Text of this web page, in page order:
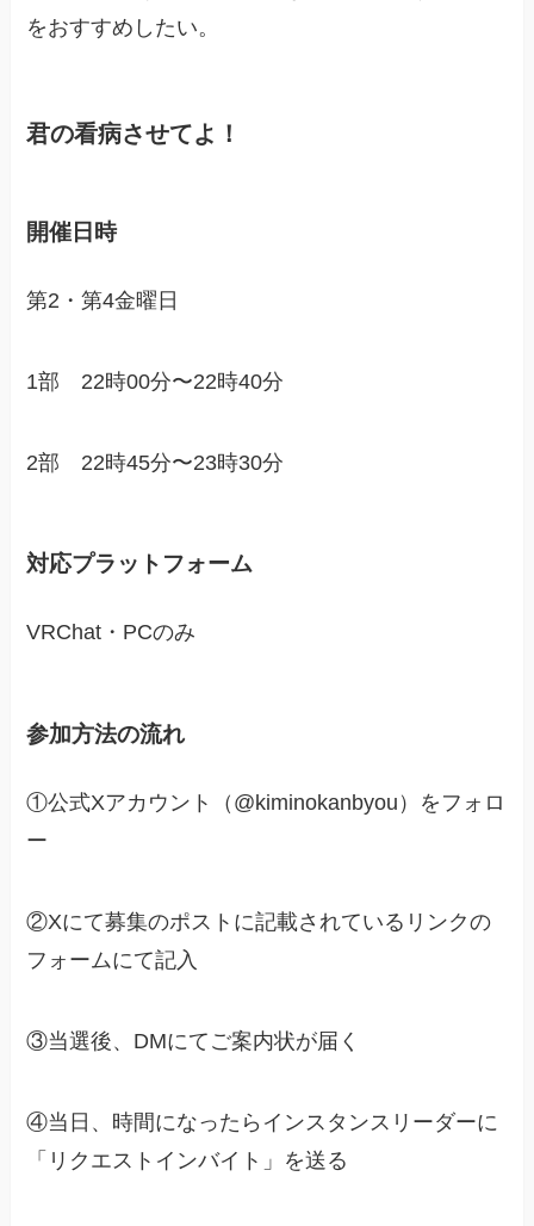
をおすすめしたい。
君の看病させてよ！
開催日時
第2・第4金曜日
1部 22時00分〜22時40分
2部 22時45分〜23時30分
対応プラットフォーム
VRChat・PCのみ
参加方法の流れ
①公式Xアカウント（@kiminokanbyou）をフォロ
ー
②Xにて募集のポストに記載されているリンクの
フォームにて記入
③当選後、DMにてご案内状が届く
④当日、時間になったらインスタンスリーダーに
「リクエストインバイト」を送る